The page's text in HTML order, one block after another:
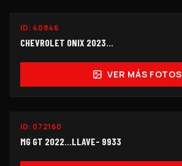
ID: 40846
CHEVROLET ONIX 2023...
VER MÁS FOTOS
ID: 072160
MG GT 2022...LLAVE- 9933